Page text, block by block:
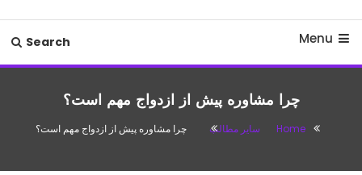
Menu
Search
چرا مشاوره پیش از ازدواج مهم است؟
Home سایر مطالب چرا مشاوره پیش از ازدواج مهم است؟